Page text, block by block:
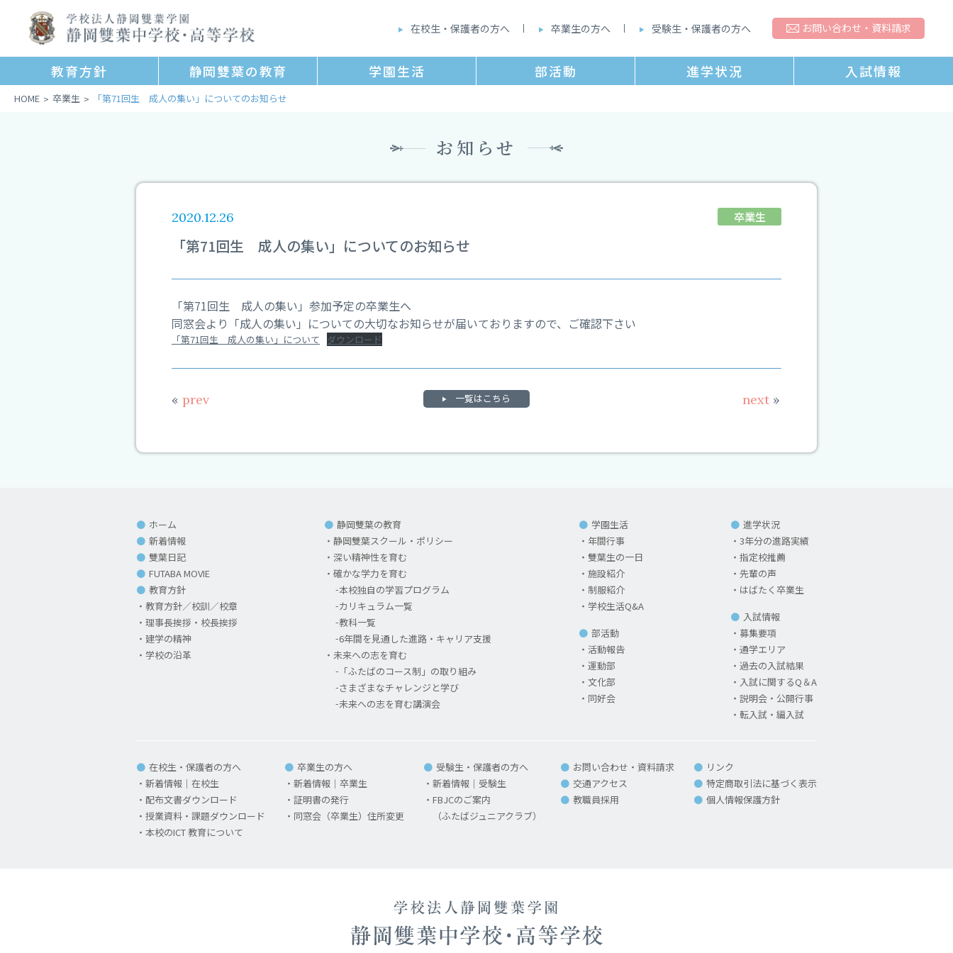
学
校
法
静
岡
在校⽣・保護者の⽅へ 卒業生の方へ 受験⽣・保護者の⽅へ お問い合わせ・資料請求
教育⽅針 静岡雙葉の教育 学園⽣活 部活動 進学状況 入試情報
HOME > 卒業生 > 「第71回生 成人の集い」についてのお知らせ
お知らせ
2020.12.26 卒業生
「第71回生 成人の集い」についてのお知らせ
「第71回生 成人の集い」参加予定の卒業生へ
同窓会より「成人の集い」についての大切なお知らせが届いておりますので、ご確認下さい
「第71回生 成人の集い」について ダウンロード
« prev 一覧はこちら next »
ホーム
新着情報
雙葉日記
FUTABA MOVIE
教育方針
教育方針／校訓／校章
理事長挨拶・校長挨拶
建学の精神
学校の沿革
静岡雙葉の教育
静岡雙葉スクール・ポリシー
深い精神性を育む
確かな学力を育む
本校独自の学習プログラム
カリキュラム一覧
教科一覧
6年間を見通した進路・キャリア支援
未来への志を育む
「ふたばのコース制」の取り組み
さまざまなチャレンジと学び
未来への志を育む講演会
学園生活
年間行事
雙葉生の一日
施設紹介
制服紹介
学校生活Q&A
部活動
活動報告
運動部
文化部
同好会
進学状況
3年分の進路実績
指定校推薦
先輩の声
はばたく卒業生
入試情報
募集要項
通学エリア
過去の入試結果
入試に関するQ＆A
説明会・公開行事
転入試・編入試
在校生・保護者の方へ
新着情報｜在校生
配布文書ダウンロード
授業資料・課題ダウンロード
本校のICT 教育について
卒業生の方へ
新着情報｜卒業生
証明書の発行
同窓会（卒業生）住所変更
受験生・保護者の方へ
新着情報｜受験生
FBJCのご案内
（ふたばジュニアクラブ）
お問い合わせ・資料請求
交通アクセス
教職員採用
リンク
特定商取引法に基づく表示
個人情報保護方針